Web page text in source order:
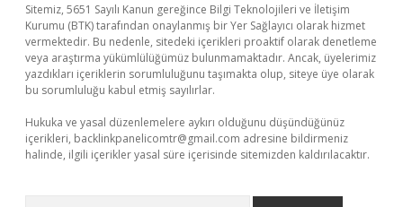
Sitemiz, 5651 Sayılı Kanun gereğince Bilgi Teknolojileri ve İletişim
Kurumu (BTK) tarafından onaylanmış bir Yer Sağlayıcı olarak hizmet
vermektedir. Bu nedenle, sitedeki içerikleri proaktif olarak denetleme
veya araştırma yükümlülüğümüz bulunmamaktadır. Ancak, üyelerimiz
yazdıkları içeriklerin sorumluluğunu taşımakta olup, siteye üye olarak
bu sorumluluğu kabul etmiş sayılırlar.
Hukuka ve yasal düzenlemelere aykırı olduğunu düşündüğünüz
içerikleri, backlinkpanelicomtr@gmail.com adresine bildirmeniz
halinde, ilgili içerikler yasal süre içerisinde sitemizden kaldırılacaktır.